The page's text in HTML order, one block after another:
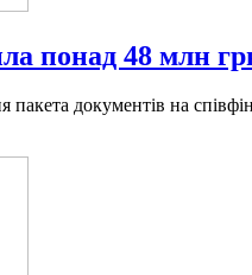
понад 48 млн
документів на